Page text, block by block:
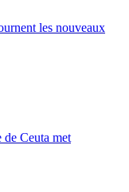
les nouveaux
de Ceuta met